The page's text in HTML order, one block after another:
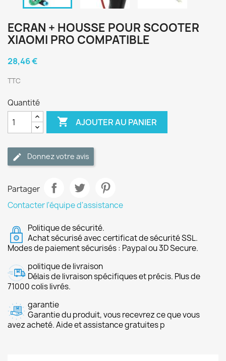
ECRAN + HOUSSE POUR SCOOTER
XIAOMI PRO COMPATIBLE
28,46 €
TTC
Quantité
 AJOUTER AU PANIER
Donnez votre avis
Partager
Contacter l'équipe d'assistance
Politique de sécurité.
Achat sécurisé avec certificat de sécurité SSL.
Modes de paiement sécurisés : Paypal ou 3D Secure.
politique de livraison
Délais de livraison spécifiques et précis. Plus de
71000 colis livrés.
garantie
Garantie du produit, vous recevrez ce que vous
avez acheté. Aide et assistance gratuites p